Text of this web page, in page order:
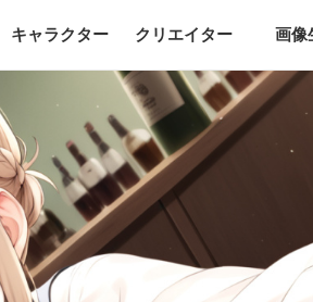
キャラクター クリエイター 画像